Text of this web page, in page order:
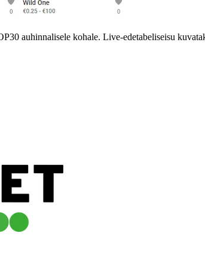
auhinnalisele kohale. Live-edetabeliseisu